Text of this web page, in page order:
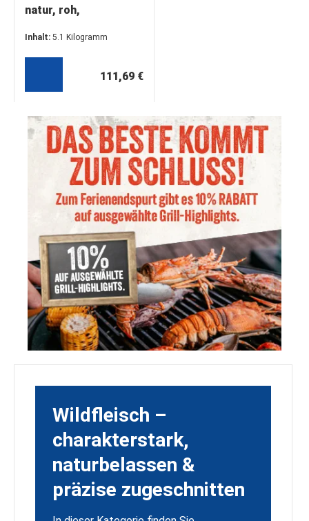
natur, roh,
Knochen (ca. 5,1–5,4
kg)
Inhalt: 5.1 Kilogramm
111,69 €
Wildfleisch –
charakterstark,
naturbelassen &
präzise zugeschnitten